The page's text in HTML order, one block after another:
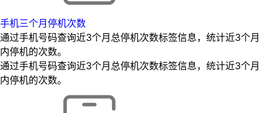
手机三个月停机次数
通过手机号码查询近3个月总停机次数标签信息，统计近3个月
内停机的次数。
通过手机号码查询近3个月总停机次数标签信息，统计近3个月
内停机的次数。